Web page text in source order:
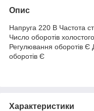
Опис
Напруга 220 В Частота
Число оборотів
Регулювання оборотів Є
оборотів Є
Характеристики